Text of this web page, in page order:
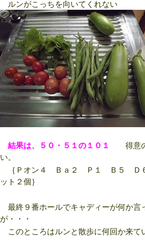
ルンがこっちを向いてくれない
結果は、５０・５１の１０１
得意の
い。
｛Ｐオン４ Ｂａ２ Ｐ１ Ｂ５
ット２個｝
最終９番ホールでキャディーが何か言
が・・・
このところはルンと散歩に何回か来て